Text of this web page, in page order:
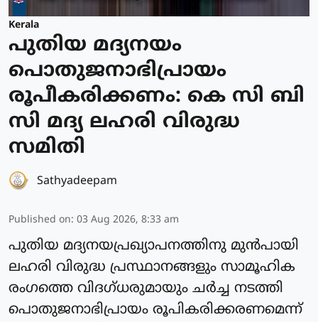
Kerala
പുതിയ മദ്യനയം
പൊതുജനാഭിപ്രായം
രൂപീകരിക്കണം: കെ സി ബി
സി മദ്യ ലഹരി വിരുദ്ധ
സമിതി
Sathyadeepam
Published on: 03 Aug 2026, 8:33 am
പുതിയ മദ്യനയപ്രഖ്യാപനത്തിനു മുൻപായി
ലഹരി വിരുദ്ധ പ്രസ്ഥാനങ്ങളും സാമൂഹിക
രംഗത്തെ വിദഗ്ധരുമായും ചർച്ച നടത്തി
പൊതുജനാഭിപ്രായം രൂപികരിക്കരണമെന്ന്